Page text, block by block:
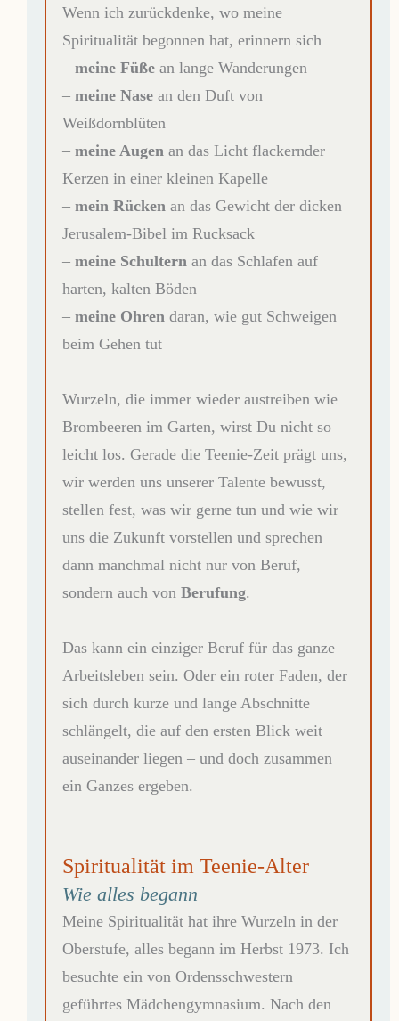
Wenn ich zurückdenke, wo meine
Spiritualität begonnen hat, erinnern sich
–meine Füße an lange Wanderungen
–meine Nase an den Duft von
Weißdornblüten
–meine Augen an das Licht flackernder
Kerzen in einer kleinen Kapelle
–mein Rücken an das Gewicht der dicken
Jerusalem-Bibel im Rucksack
–meine Schultern an das Schlafen auf
harten, kalten Böden
–meine Ohren daran, wie gut Schweigen
beim Gehen tut
Wurzeln, die immer wieder austreiben wie
Brombeeren im Garten, wirst Du nicht so
leicht los. Gerade die Teenie-Zeit prägt uns,
wir werden uns unserer Talente bewusst,
stellen fest, was wir gerne tun und wie wir
uns die Zukunft vorstellen und sprechen
dann manchmal nicht nur von Beruf,
sondern auch vonBerufung.
Das kann ein einziger Beruf für das ganze
Arbeitsleben sein. Oder ein roter Faden, der
sich durch kurze und lange Abschnitte
schlängelt, die auf den ersten Blick weit
auseinander liegen – und doch zusammen
ein Ganzes ergeben.
Spiritualität im Teenie-Alter
Wie alles begann
Meine Spiritualität hat ihre Wurzeln in der
Oberstufe, alles begann im Herbst 1973. Ich
besuchte ein von Ordensschwestern
geführtes Mädchengymnasium. Nach den